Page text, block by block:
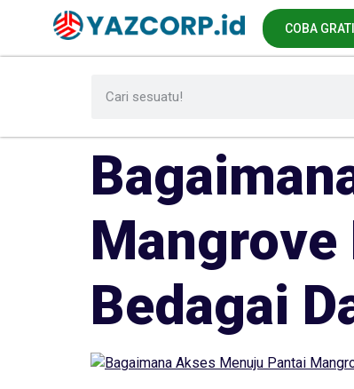
COBA
Mangrove
Bedagai